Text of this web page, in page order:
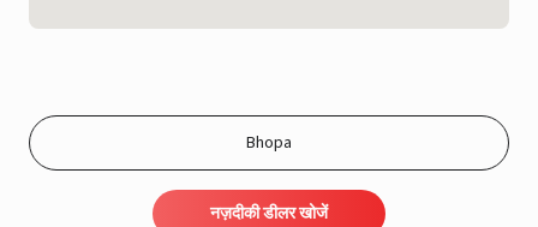
नज़दीकी डीलर खोजें